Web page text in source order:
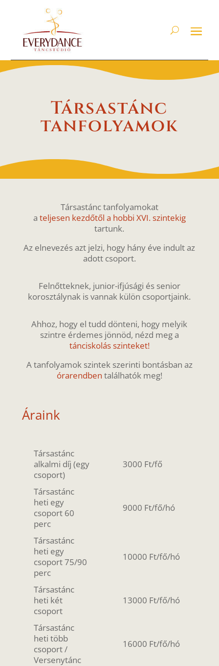
Társastánc
tanfolyamok
Társastánc tanfolyamokat
a teljesen kezdőtől a hobbi XVI. szintekig
tartunk.
Az elnevezés azt jelzi, hogy hány éve indult az
adott csoport.
Felnőtteknek, junior-ifjúsági és senior
korosztálynak is vannak külön csoportjaink.
Ahhoz, hogy el tudd dönteni, hogy melyik
szintre érdemes jönnöd, nézd meg a
tánciskolás szinteket!
A tanfolyamok szintek szerinti bontásban az
órarendben találhatók meg!
Áraink
Társastánc
alkalmi díj (egy
csoport)
3000 Ft/fő
Társastánc
heti egy
csoport 60
perc
9000 Ft/fő/hó
Társastánc
heti egy
csoport 75/90
perc
10000 Ft/fő/hó
Társastánc
heti két
csoport
13000 Ft/fő/hó
Társastánc
heti több
csoport /
Versenytánc
16000 Ft/fő/hó